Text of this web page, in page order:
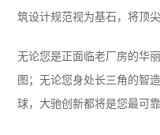
筑设计规范视为基石，将顶
无论您是正面临老厂房的华
图；无论您身处长三角的智
球，大驰创新都将是您最可靠